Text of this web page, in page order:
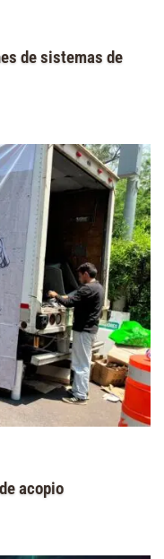
de sistemas de
acopio